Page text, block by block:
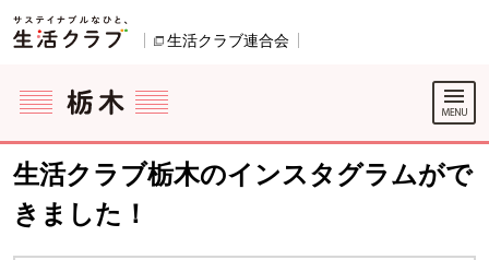
ページの先頭です。
生活クラブ連合会
ここからサイト内共通メニューです。
サイト内共通メニューをスキップする
サイト内共通メニューここまで。
生活クラブ栃木のインスタグラムがで
きました！